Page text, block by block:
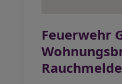
Feuerwehr